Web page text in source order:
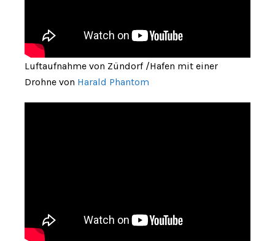
Luftaufnahme von Zündorf /Hafen mit einer
Drohne von Harald Phantom